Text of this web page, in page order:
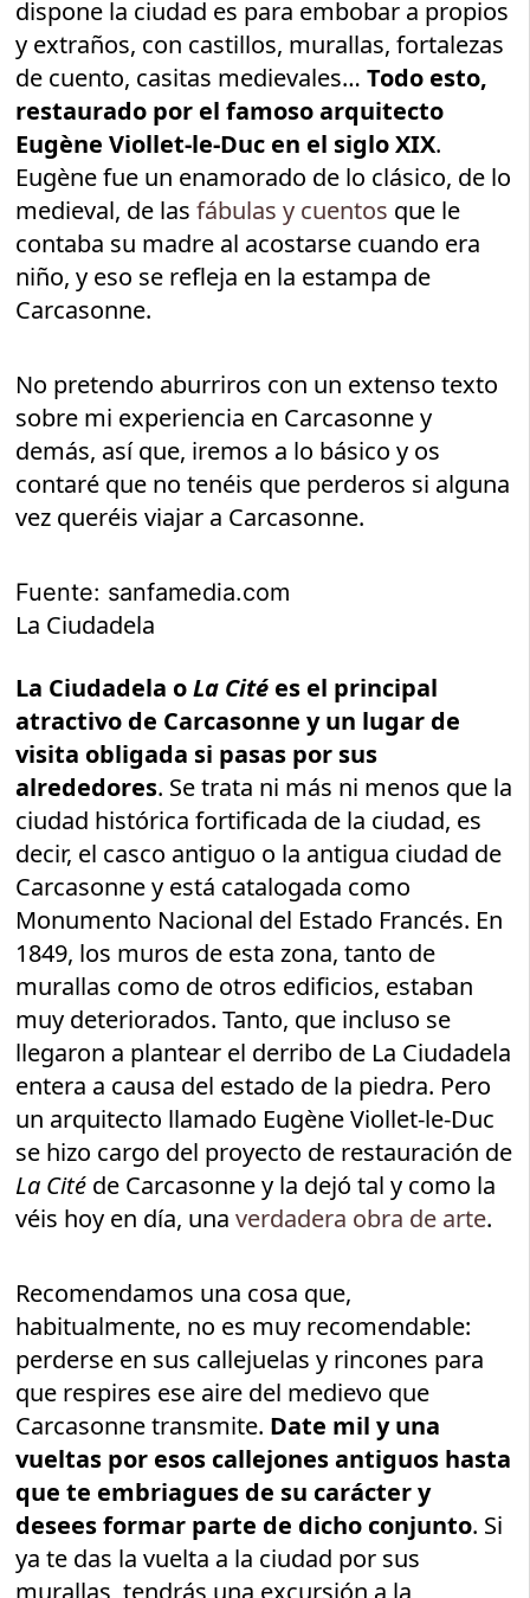
dispone la ciudad es para embobar a propios
y extraños, con castillos, murallas, fortalezas
de cuento, casitas medievales…Todo esto,
restaurado por el famoso arquitecto
Eugène Viollet-le-Duc en el siglo XIX.
Eugène fue un enamorado de lo clásico, de lo
medieval, de lasfábulas y cuentos que le
contaba su madre al acostarse cuando era
niño, y eso se refleja en la estampa de
Carcasonne.
No pretendo aburriros con un extenso texto
sobre mi experiencia en Carcasonne y
demás, así que, iremos a lo básico y os
contaré que no tenéis que perderos si alguna
vez queréis viajar a Carcasonne.
Fuente: sanfamedia.com
La Ciudadela
La Ciudadela oLa Cité es el principal
atractivo de Carcasonne y un lugar de
visita obligada si pasas por sus
alrededores. Se trata ni más ni menos que la
ciudad histórica fortificada de la ciudad, es
decir, el casco antiguo o la antigua ciudad de
Carcasonne y está catalogada como
Monumento Nacional del Estado Francés. En
1849, los muros de esta zona, tanto de
murallas como de otros edificios, estaban
muy deteriorados. Tanto, que incluso se
llegaron a plantear el derribo de La Ciudadela
entera a causa del estado de la piedra. Pero
un arquitecto llamado Eugène Viollet-le-Duc
se hizo cargo del proyecto de restauración de
La Cité de Carcasonne y la dejó tal y como la
véis hoy en día, unaverdadera obra de arte.
Recomendamos una cosa que,
habitualmente, no es muy recomendable:
perderse en sus callejuelas y rincones para
que respires ese aire del medievo que
Carcasonne transmite. Date mil y una
vueltas por esos callejones antiguos hasta
que te embriagues de su carácter y
desees formar parte de dicho conjunto. Si
ya te das la vuelta a la ciudad por sus
murallas, tendrás una excursión a la